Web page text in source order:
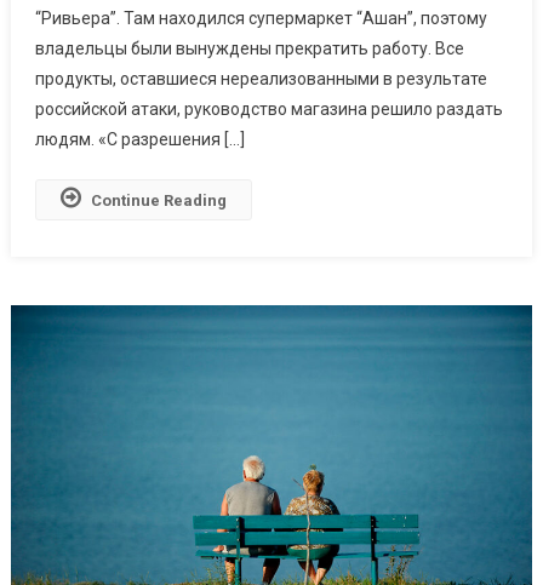
“Ривьера”. Там находился супермаркет “Ашан”, поэтому
владельцы были вынуждены прекратить работу. Все
продукты, оставшиеся нереализованными в результате
российской атаки, руководство магазина решило раздать
людям. «С разрешения […]
Continue Reading